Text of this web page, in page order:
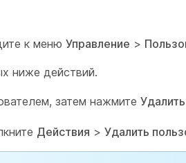
к меню Управление >
ниже действий.
затем нажмите
Действия > Удалить